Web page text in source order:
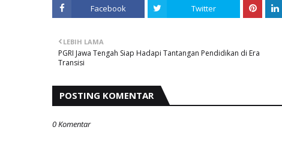
Facebook Twitter
LEBIH LAMA
PGRI Jawa Tengah Siap Hadapi Tantangan Pendidikan di Era
Transisi
POSTING KOMENTAR
0 Komentar